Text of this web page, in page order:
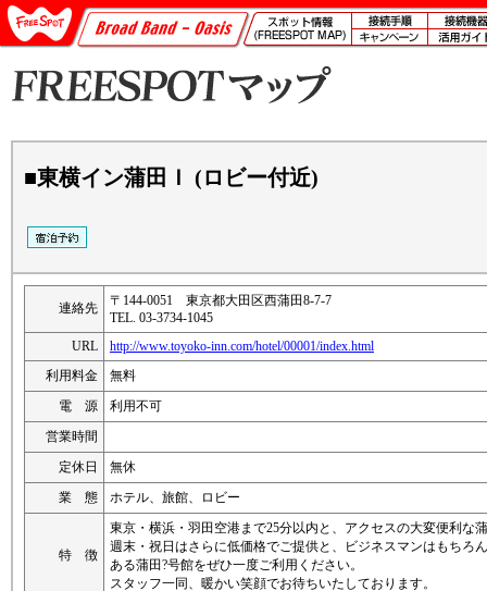
■東横イン蒲田Ｉ (ロビー付近)
連絡先
〒144-0051 東京都大田区西蒲田8-7-7
TEL. 03-3734-1045
URL
http://www.toyoko-inn.com/hotel/00001/index.html
利用料金
無料
電 源
利用不可
営業時間
定休日
無休
業 態
ホテル、旅館、ロビー
特 徴
東京・横浜・羽田空港まで25分以内と、アクセスの大変便利な
週末・祝日はさらに低価格でご提供と、ビジネスマンはもちろ
ある蒲田?号館をぜひ一度ご利用ください。
スタッフ一同、暖かい笑顔でお待ちいたしております。